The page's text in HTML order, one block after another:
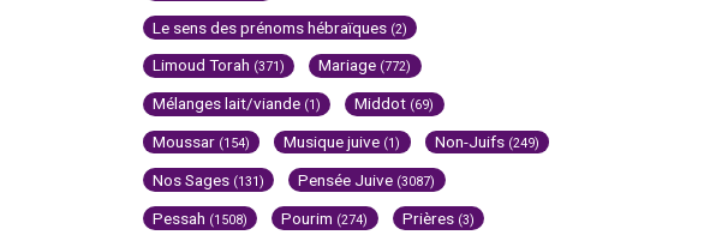
Le sens des prénoms hébraïques (2)
Limoud Torah (371) Mariage (772)
Mélanges lait/viande (1) Middot (69)
Moussar (154) Musique juive (1) Non-Juifs (249)
Nos Sages (131) Pensée Juive (3087)
Pessah (1508) Pourim (274) Prières (3)